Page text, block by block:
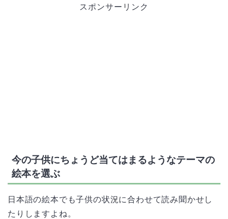
スポンサーリンク
今の子供にちょうど当てはまるようなテーマの
絵本を選ぶ
日本語の絵本でも子供の状況に合わせて読み聞かせし
たりしますよね。